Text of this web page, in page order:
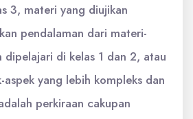
3, materi yang diujikan
pendalaman dari materi-
dipelajari di kelas 1 dan 2, atau
aspek yang lebih kompleks dan
perkiraan cakupan